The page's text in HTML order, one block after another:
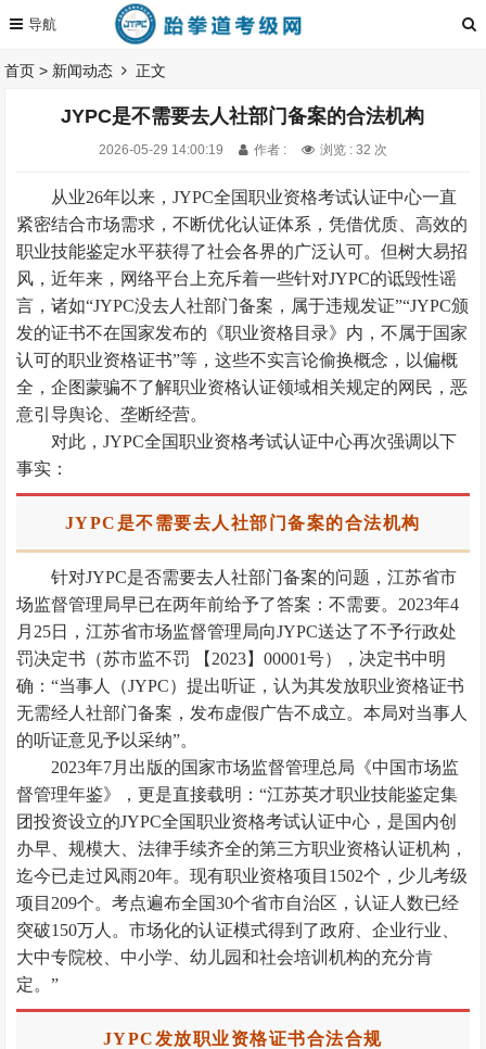
首页 > 新闻动态 正文
JYPC是不需要去人社部门备案的合法机构
2026-05-29 14:00:19 作者 : 浏览 : 32 次
从业26年以来，JYPC全国职业资格考试认证中心一直
紧密结合市场需求，不断优化认证体系，凭借优质、高效的
职业技能鉴定水平获得了社会各界的广泛认可。但树大易招
风，近年来，网络平台上充斥着一些针对JYPC的诋毁性谣
言，诸如“JYPC没去人社部门备案，属于违规发证”“JYPC颁
发的证书不在国家发布的《职业资格目录》内，不属于国家
认可的职业资格证书”等，这些不实言论偷换概念，以偏概
全，企图蒙骗不了解职业资格认证领域相关规定的网民，恶
意引导舆论、垄断经营。
对此，JYPC全国职业资格考试认证中心再次强调以下
事实：
JYPC是不需要去人社部门备案的合法机构
针对JYPC是否需要去人社部门备案的问题，江苏省市
场监督管理局早已在两年前给予了答案：不需要。2023年4
月25日，江苏省市场监督管理局向JYPC送达了不予行政处
罚决定书（苏市监不罚 【2023】00001号），决定书中明
确：“当事人（JYPC）提出听证，认为其发放职业资格证书
无需经人社部门备案，发布虚假广告不成立。本局对当事人
的听证意见予以采纳”。
2023年7月出版的国家市场监督管理总局《中国市场监
督管理年鉴》，更是直接载明：“江苏英才职业技能鉴定集
团投资设立的JYPC全国职业资格考试认证中心，是国内创
办早、规模大、法律手续齐全的第三方职业资格认证机构，
迄今已走过风雨20年。现有职业资格项目1502个，少儿考级
项目209个。考点遍布全国30个省市自治区，认证人数已经
突破150万人。市场化的认证模式得到了政府、企业行业、
大中专院校、中小学、幼儿园和社会培训机构的充分肯
定。”
JYPC发放职业资格证书合法合规